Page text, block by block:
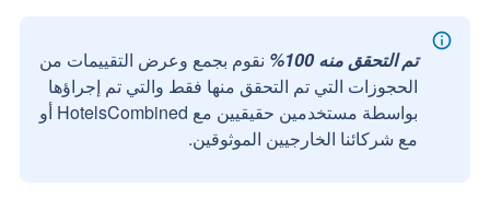
تم التحقق منه 100%
نقوم بجمع وعرض التقييمات من
الحجوزات التي تم التحقق منها فقط والتي تم إجراؤها
بواسطة مستخدمين حقيقيين مع HotelsCombined أو
مع شركائنا الخارجيين الموثوقين.